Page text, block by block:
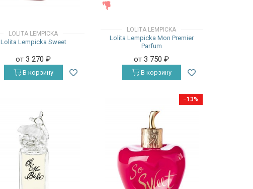
LOLITA LEMPICKA
Lolita Lempicka Sweet
от 3 270₽
В корзину
LOLITA LEMPICKA
Lolita Lempicka Mon Premier
Parfum
от 3 750₽
В корзину
−13%